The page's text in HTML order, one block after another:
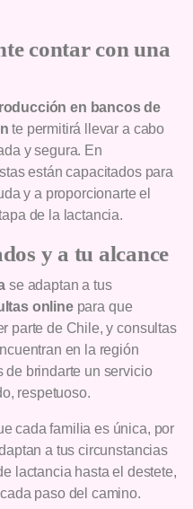
contar con una
en bancos de
te permitirá llevar a cabo
y segura. En
están capacitados para
y a proporcionarte el
de la lactancia.
y a tu alcance
se adaptan a tus
onlinepara que
parte de Chile, y consultas
en la región
de brindarte un servicio
respetuoso.
cada familia es única, por
a tus circunstancias
lactancia hasta el destete,
paso del camino.